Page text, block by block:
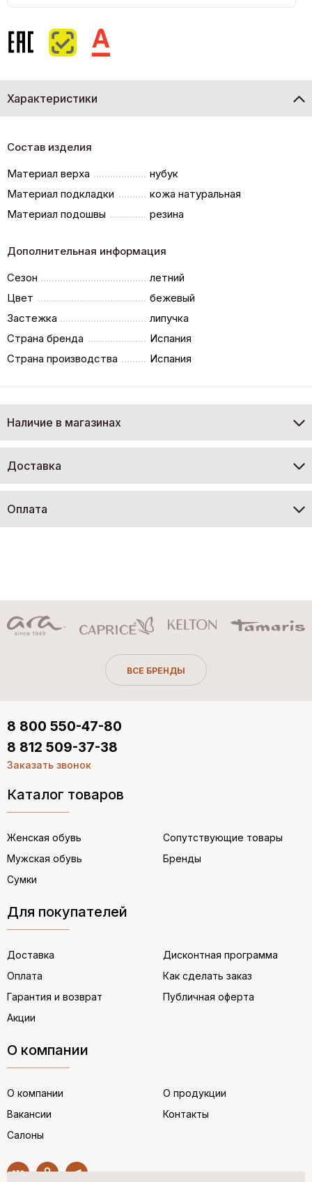
Характеристики
Состав изделия
Материал верха
нубук
Материал подкладки
кожа натуральная
Материал подошвы
резина
Дополнительная информация
Сезон
летний
Цвет
бежевый
Застежка
липучка
Страна бренда
Испания
Страна производства
Испания
Наличие в магазинах
Доставка
Оплата
ВСЕ БРЕНДЫ
Каталог товаров
Женская обувь
Мужская обувь
Сумки
Сопутствующие товары
Бренды
Для покупателей
Доставка
Оплата
Гарантия и возврат
Акции
Дисконтная программа
Как сделать заказ
Публичная оферта
О компании
О компании
Вакансии
Салоны
О продукции
Контакты
8 800 550-47-80
8 812 509-37-38
Заказать звонок